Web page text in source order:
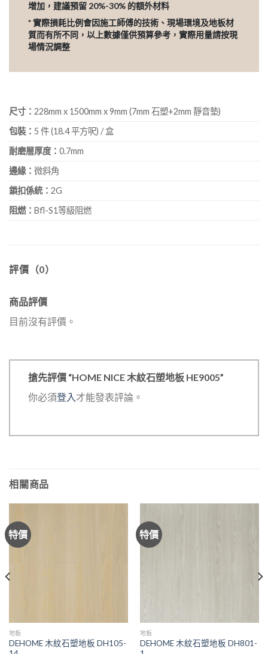
增加，建議預留 20%-30% 的額外材料
* 實際損耗比例會因施工師傅的技術、現場環境及地板材
質而有所不同，以上數據僅供預算參考，實際用量請按現
場情況調整
尺寸： 228mm x 1500mm x 9mm (7mm 石塑+2mm 靜音墊)
包裝： 5 件 (18.4 平方呎) / 盒
耐磨層厚度： 0.7mm
邊緣： 微斜角
鎖扣係統： 2G
阻燃： Bfl-S1等級阻燃
評價（0）
商品評價
目前沒有評價。
搶先評價 “HOME NICE 木紋石塑地板 HE9005”
你必須登入才能發表評論。
相關商品
特價
地板
DEHOME 木紋石塑地板 DH105-
特價
地板
DEHOME 木紋石塑地板 DH801-